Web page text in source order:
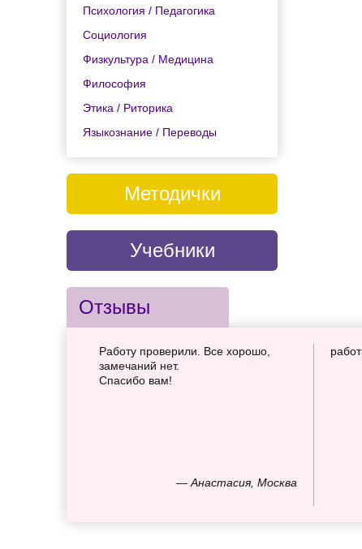
Психология / Педагогика
Социология
Физкультура / Медицина
Философия
Этика / Риторика
Языкознание / Переводы
Методички
Учебники
Отзывы
— Анастасия, Москва
Работу проверили. Все хорошо,
замечаний нет.
Спасибо вам!